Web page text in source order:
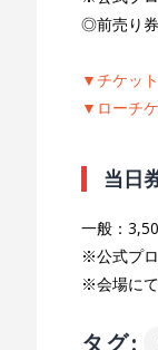
◎前売り券
▼チケッ
▼ローチ
当日
一般：
※公式プ
※会場に
タグ: